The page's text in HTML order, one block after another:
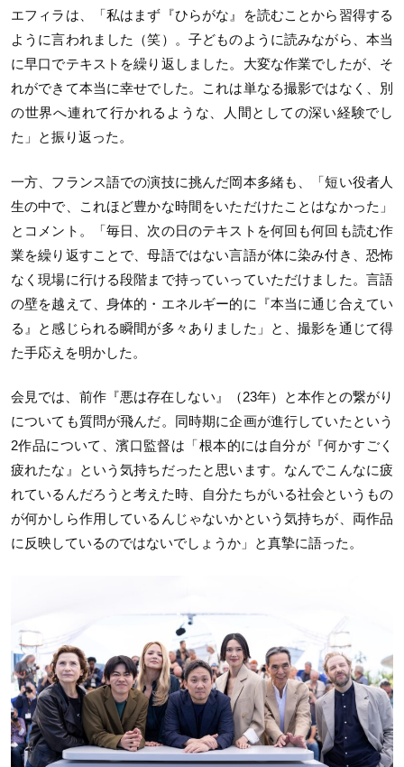
エフィラは、「私はまず『ひらがな』を読むことから習得する
ように言われました（笑）。子どものように読みながら、本当
に早口でテキストを繰り返しました。大変な作業でしたが、そ
れができて本当に幸せでした。これは単なる撮影ではなく、別
の世界へ連れて行かれるような、人間としての深い経験でし
た」と振り返った。
一方、フランス語での演技に挑んだ岡本多緒も、「短い役者人
生の中で、これほど豊かな時間をいただけたことはなかった」
とコメント。「毎日、次の日のテキストを何回も何回も読む作
業を繰り返すことで、母語ではない言語が体に染み付き、恐怖
なく現場に行ける段階まで持っていっていただけました。言語
の壁を越えて、身体的・エネルギー的に『本当に通じ合えてい
る』と感じられる瞬間が多々ありました」と、撮影を通じて得
た手応えを明かした。
会見では、前作『悪は存在しない』（23年）と本作との繋がり
についても質問が飛んだ。同時期に企画が進行していたという
2作品について、濱口監督は「根本的には自分が『何かすごく
疲れたな』という気持ちだったと思います。なんでこんなに疲
れているんだろうと考えた時、自分たちがいる社会というもの
が何かしら作用しているんじゃないかという気持ちが、両作品
に反映しているのではないでしょうか」と真摯に語った。